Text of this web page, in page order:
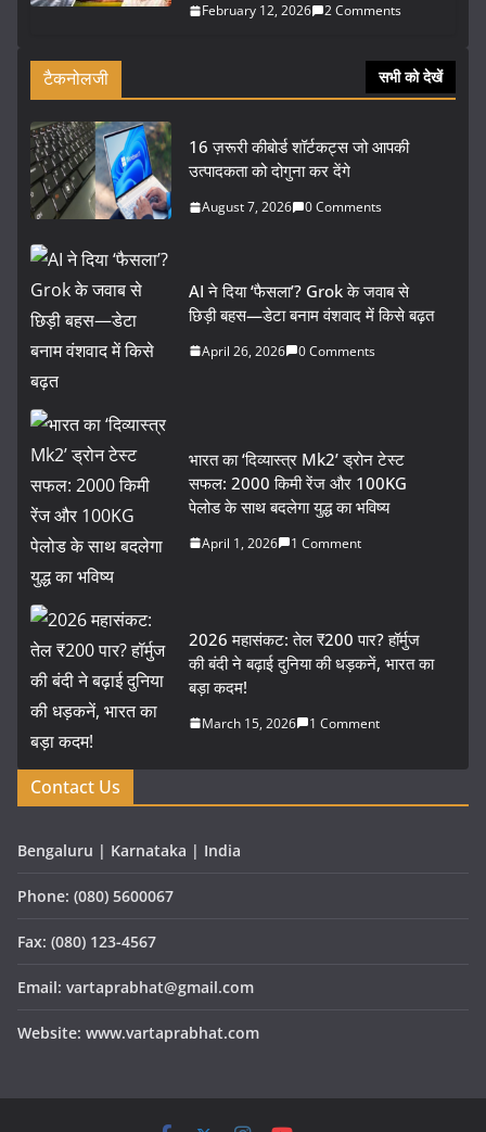
February 12, 2026 2 Comments
टैकनोलजी सभी को देखें
16 ज़रूरी कीबोर्ड शॉर्टकट्स जो आपकी
उत्पादकता को दोगुना कर देंगे
August 7, 2026 0 Comments
AI ने दिया ‘फैसला’? Grok के जवाब से
छिड़ी बहस—डेटा बनाम वंशवाद में किसे बढ़त
April 26, 2026 0 Comments
भारत का ‘दिव्यास्त्र Mk2’ ड्रोन टेस्ट
सफल: 2000 किमी रेंज और 100KG
पेलोड के साथ बदलेगा युद्ध का भविष्य
April 1, 2026 1 Comment
2026 महासंकट: तेल ₹200 पार? हॉर्मुज
की बंदी ने बढ़ाई दुनिया की धड़कनें, भारत का
बड़ा कदम!
March 15, 2026 1 Comment
Contact Us
Bengaluru | Karnataka | India
Phone: (080) 5600067
Fax: (080) 123-4567
Email: vartaprabhat@gmail.com
Website: www.vartaprabhat.com